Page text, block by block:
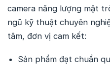
camera năng lượng mặt
ngũ kỹ thuật chuyên
tâm, đơn vị cam kết:
Sản phẩm đạt chuẩn